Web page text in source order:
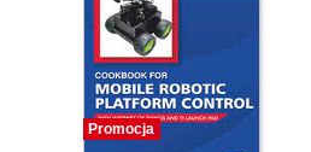
Promocja